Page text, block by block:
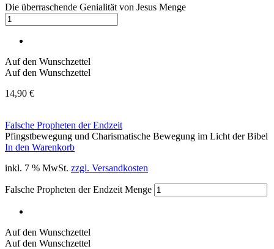
Die überraschende Genialität von Jesus Menge
Auf den Wunschzettel
Auf den Wunschzettel
14,90 €
Falsche Propheten der Endzeit
Pfingstbewegung und Charismatische Bewegung im Licht der Bibel
In den Warenkorb
inkl. 7 % MwSt. zzgl. Versandkosten
Falsche Propheten der Endzeit Menge
Auf den Wunschzettel
Auf den Wunschzettel